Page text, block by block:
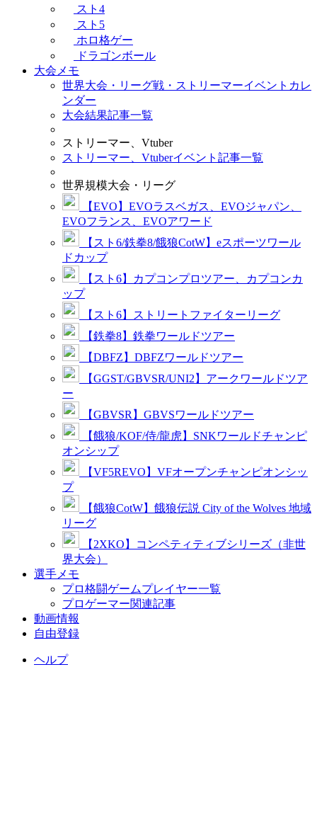
スト4
スト5
ホロ格ゲー
ドラゴンボール
大会メモ
世界大会・リーグ戦・ストリーマーイベントカレ
ンダー
大会結果記事一覧
ストリーマー、Vtuber
ストリーマー、Vtuberイベント記事一覧
世界規模大会・リーグ
【EVO】EVOラスベガス、EVOジャパン、
EVOフランス、EVOアワード
【スト6/鉄拳8/餓狼CotW】eスポーツワール
ドカップ
【スト6】カプコンプロツアー、カプコンカ
ップ
【スト6】ストリートファイターリーグ
【鉄拳8】鉄拳ワールドツアー
【DBFZ】DBFZワールドツアー
【GGST/GBVSR/UNI2】アークワールドツア
ー
【GBVSR】GBVSワールドツアー
【餓狼/KOF/侍/龍虎】SNKワールドチャンピ
オンシップ
【VF5REVO】VFオープンチャンピオンシッ
プ
【餓狼CotW】餓狼伝説 City of the Wolves 地域
リーグ
【2XKO】コンペティティブシリーズ（非世
界大会）
選手メモ
プロ格闘ゲームプレイヤー一覧
プロゲーマー関連記事
動画情報
自由登録
ヘルプ